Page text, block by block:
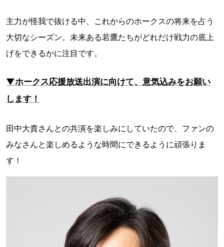
主力が怪我で抜ける中、これからのホークスの将来を占う
大切なシーズン。未来ある若鷹たちがどれだけ戦力の底上
げをできるかに注目です。
▼ホークス応援放送出演に向けて、意気込みをお願い
します！
田中大貴さんとの共演を楽しみにしていたので、ファンの
みなさんと楽しめるような時間にできるように頑張りま
す！